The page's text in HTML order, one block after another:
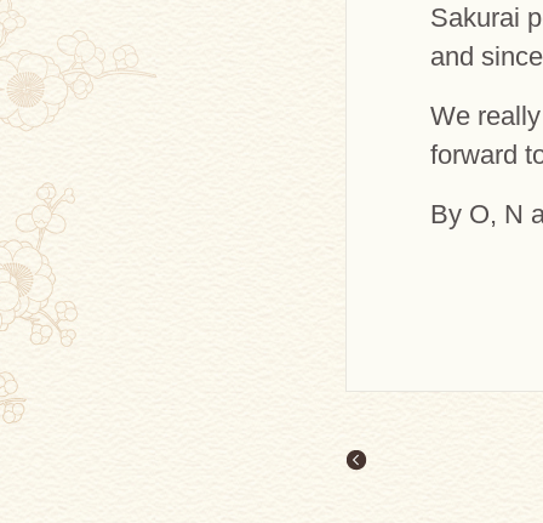
Sakurai
and
We
forward
By O, N